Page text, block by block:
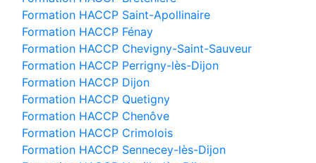
Formation HACCP Saint-Apollinaire
Formation HACCP Fénay
Formation HACCP Chevigny-Saint-Sauveur
Formation HACCP Perrigny-lès-Dijon
Formation HACCP Dijon
Formation HACCP Quetigny
Formation HACCP Chenôve
Formation HACCP Crimolois
Formation HACCP Sennecey-lès-Dijon